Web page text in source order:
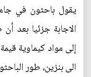
يقول باحثون في
الاجابة جزئيا بعد
إلى مواد كيماوية
الى بنزين، طور